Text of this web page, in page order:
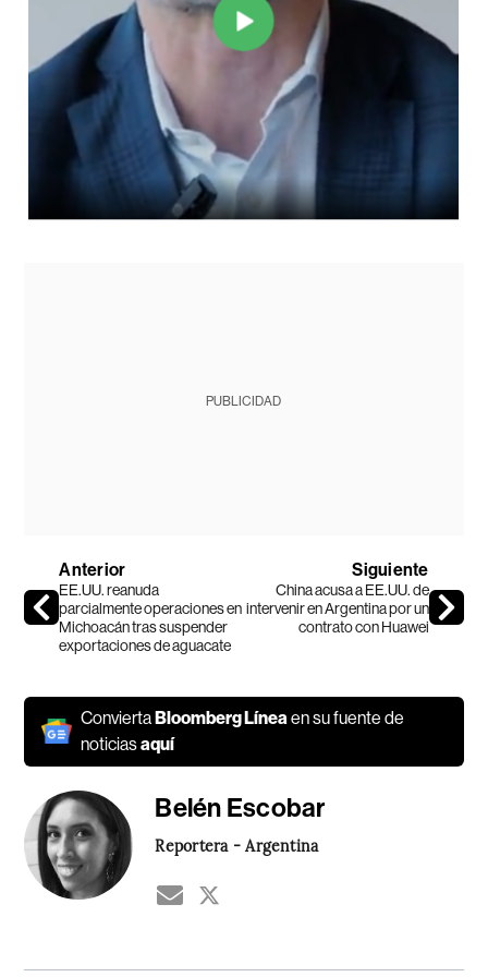
PUBLICIDAD
Anterior
EE.UU. reanuda
parcialmente operaciones en
Michoacán tras suspender
exportaciones de aguacate
Siguiente
China acusa a EE.UU. de
intervenir en Argentina por un
contrato con Huawei
ConviertaBloomberg Línea en su fuente de
noticiasaquí
Belén Escobar
Reportera - Argentina